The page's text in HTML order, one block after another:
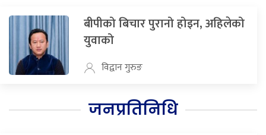
बीपीको बिचार पुरानो होइन, अहिलेको
युवाको
विद्वान गुरुङ
जनप्रतिनिधि